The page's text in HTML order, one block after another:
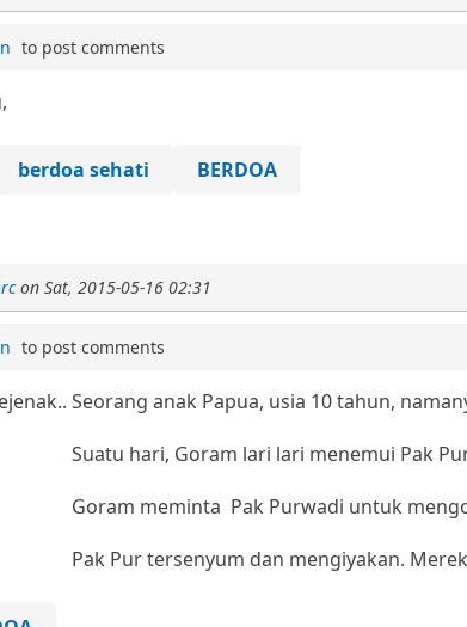
to post comments
berdoa sehati BERDOA
on Sat, 2015-05-16 02:31
to post comments
Seorang anak Papua, usia 10 tahun,
Suatu hari, Goram lari lari menemui Pak
Goram meminta Pak Purwadi untuk
Pak Pur tersenyum dan mengiyakan.